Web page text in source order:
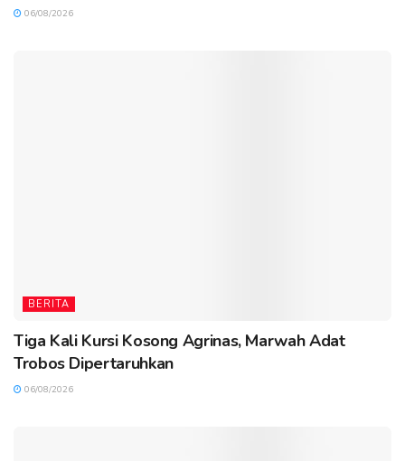
06/08/2026
BERITA
Tiga Kali Kursi Kosong Agrinas, Marwah Adat
Trobos Dipertaruhkan
06/08/2026